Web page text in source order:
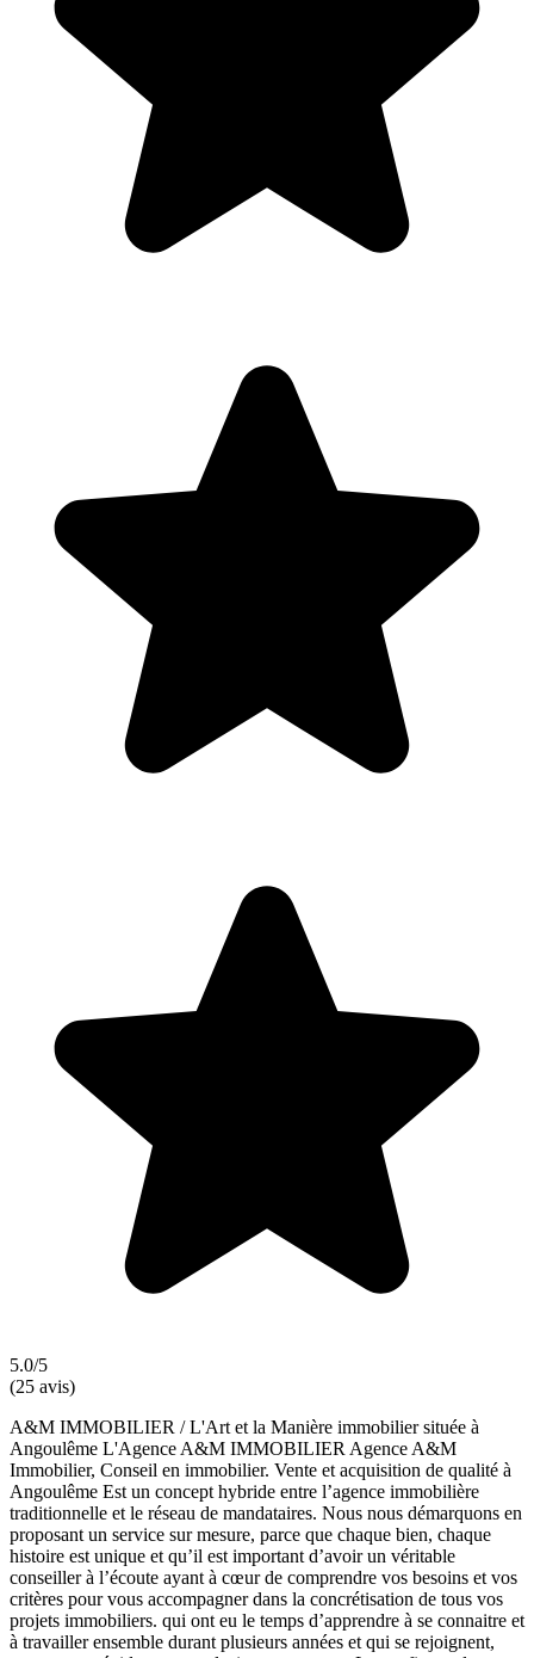
5.0/5
(25 avis)
A&M IMMOBILIER / L'Art et la Manière immobilier située à
Angoulême L'Agence A&M IMMOBILIER Agence A&M
Immobilier, Conseil en immobilier. Vente et acquisition de qualité à
Angoulême Est un concept hybride entre l’agence immobilière
traditionnelle et le réseau de mandataires. Nous nous démarquons en
proposant un service sur mesure, parce que chaque bien, chaque
histoire est unique et qu’il est important d’avoir un véritable
conseiller à l’écoute ayant à cœur de comprendre vos besoins et vos
critères pour vous accompagner dans la concrétisation de tous vos
projets immobiliers. qui ont eu le temps d’apprendre à se connaitre et
à travailler ensemble durant plusieurs années et qui se rejoignent,